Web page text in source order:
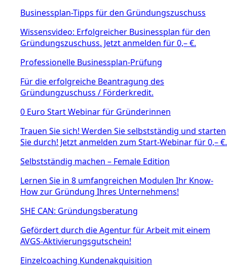
Businessplan-Tipps für den Gründungszuschuss
Wissensvideo: Erfolgreicher Businessplan für den
Gründungszuschuss. Jetzt anmelden für 0,– €.
Professionelle Businessplan-Prüfung
Für die erfolgreiche Beantragung des
Gründungzuschuss / Förderkredit.
0 Euro Start Webinar für Gründerinnen
Trauen Sie sich! Werden Sie selbstständig und starten
Sie durch! Jetzt anmelden zum Start-Webinar für 0,– €.
Selbstständig machen – Female Edition
Lernen Sie in 8 umfangreichen Modulen Ihr Know-
How zur Gründung Ihres Unternehmens!
SHE CAN: Gründungsberatung
Gefördert durch die Agentur für Arbeit mit einem
AVGS-Aktivierungsgutschein!
Einzelcoaching Kundenakquisition